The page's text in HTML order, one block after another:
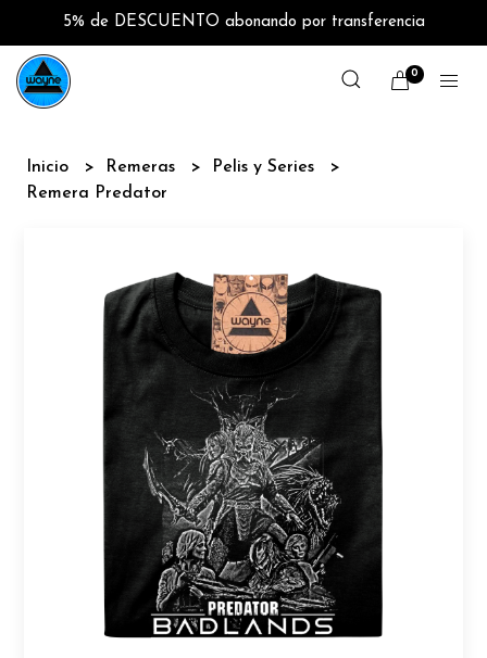
5% de DESCUENTO abonando por transferencia
0
Inicio Remeras
Pelis y Series
Remera Predator